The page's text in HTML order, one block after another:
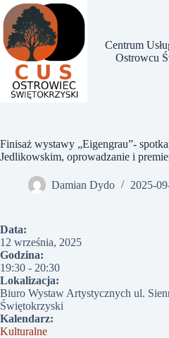
Przejdź
do
treści
Centrum
Ostrowcu
Finisaż wystawy „Eigengrau”-
Jedlikowskim, oprowadzanie i
Damian Dydo 2025-
Data:
12 września, 2025
Godzina:
19:30 - 20:30
Lokalizacja:
Biuro Wystaw Artystycznych ul.
Świętokrzyski
Kalendarz:
Kulturalne